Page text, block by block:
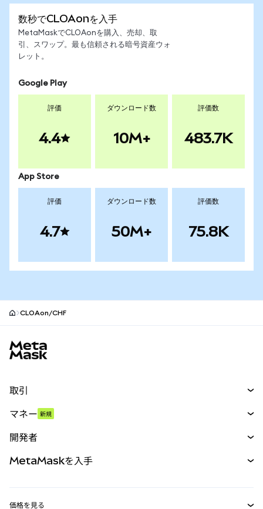
数秒でCLOAonを入手
MetaMaskでCLOAonを購入、売却、取
引、スワップ。最も信頼される暗号資産ウォ
レット。
Google Play
評価
4.4
ダウンロード数
10M+
評価数
483.7K
App Store
評価
4.7
ダウンロード数
50M+
評価数
75.8K
CLOAon/CHF
取引
パーペチュアル
RWA
マネー 新規
開発者
MetaMaskを入手
価格を見る